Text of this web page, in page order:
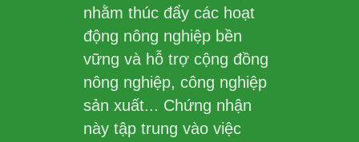
nhằm thúc đẩy các hoạt
động nông nghiệp bền
vững và hỗ trợ cộng đồng
nông nghiệp, công nghiệp
sản xuất... Chứng nhận
này tập trung vào việc